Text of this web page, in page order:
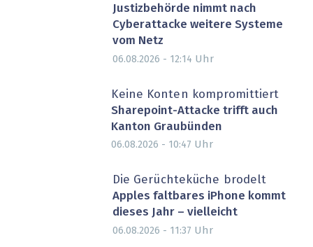
Justizbehörde nimmt nach
Cyberattacke weitere Systeme
vom Netz
06.08.2026 - 12:14 Uhr
Keine Konten kompromittiert
Sharepoint-Attacke trifft auch
Kanton Graubünden
06.08.2026 - 10:47 Uhr
Die Gerüchteküche brodelt
Apples faltbares iPhone kommt
dieses Jahr – vielleicht
06.08.2026 - 11:37 Uhr